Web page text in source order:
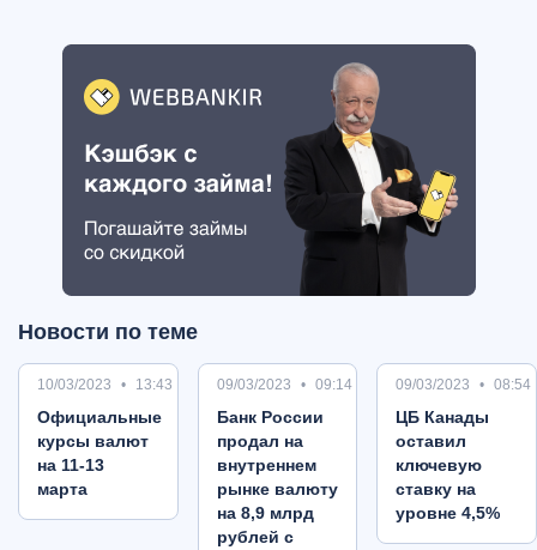
Новости по теме
10/03/2023 13:43
Oфициальные
курсы валют
на 11-13
марта
09/03/2023 09:14
Банк России
продал на
внутреннем
рынке валюту
на 8,9 млрд
рублей с
09/03/2023 08:54
ЦБ Канады
оставил
ключевую
ставку на
уровне 4,5%